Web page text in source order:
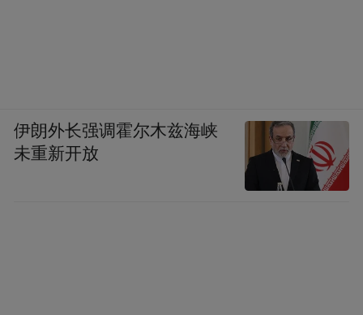
伊朗外长强调霍尔木兹海峡
未重新开放